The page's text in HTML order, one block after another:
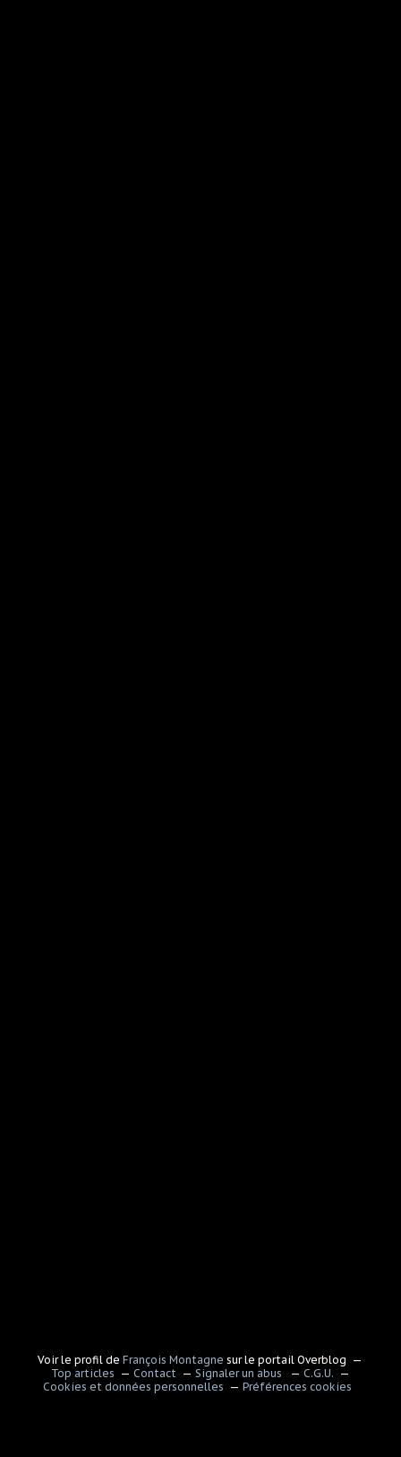
Voir le profil deFrançois Montagne sur le portail Overblog
Top articles
Contact Signaler un abus
C.G.U.
Cookies et données personnelles
Préférences cookies